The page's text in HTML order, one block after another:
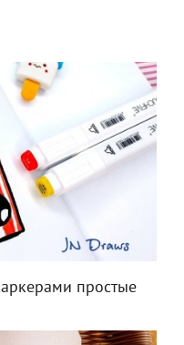
простые